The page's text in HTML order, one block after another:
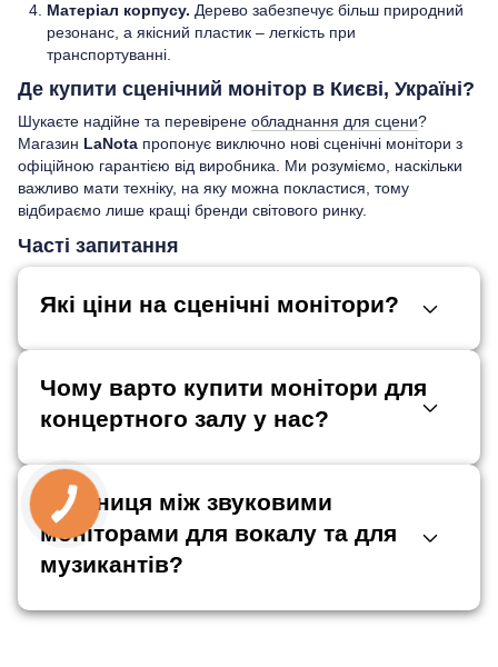
Матеріал корпусу. Дерево забезпечує більш природний
резонанс, а якісний пластик – легкість при
транспортуванні.
Де купити сценічний монітор в Києві, Україні?
Шукаєте надійне та перевірене обладнання для сцени?
Магазин LaNota пропонує виключно нові сценічні монітори з
офіційною гарантією від виробника. Ми розуміємо, наскільки
важливо мати техніку, на яку можна покластися, тому
відбираємо лише кращі бренди світового ринку.
Часті запитання
Які ціни на сценічні монітори?
Чому варто купити монітори для
концертного залу у нас?
Є різниця між звуковими
моніторами для вокалу та для
музикантів?